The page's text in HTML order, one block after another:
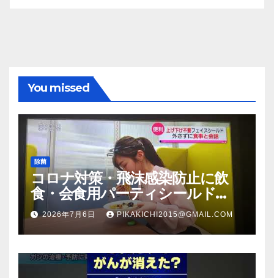
You missed
除菌
コロナ対策・飛沫感染防止に飲
食・会食用パーティシールド
（マスク会食代替品）ＦＢＣ福井
放送のＴＶ番組での紹介映像
2026年7月6日 PIKAKICHI2015@GMAIL.COM